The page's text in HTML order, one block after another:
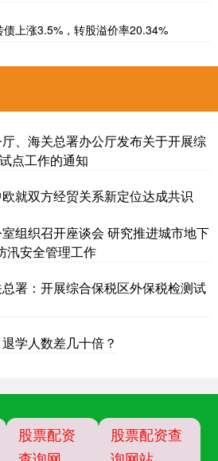
上涨3.5%，转股溢价率20.34%
、海关总署办公厅发布关于开展综
点工作的通知
就双方经贸关系新定位达成共识
组织召开座谈会 研究推进城市地下
汛安全管理工作
署：开展综合保税区外保税检测试
学人数差几十倍？
股票配资
股票配资查